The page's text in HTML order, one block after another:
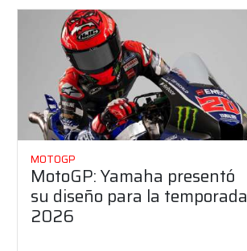
MOTOGP
MotoGP: Yamaha presentó
su diseño para la temporada
2026